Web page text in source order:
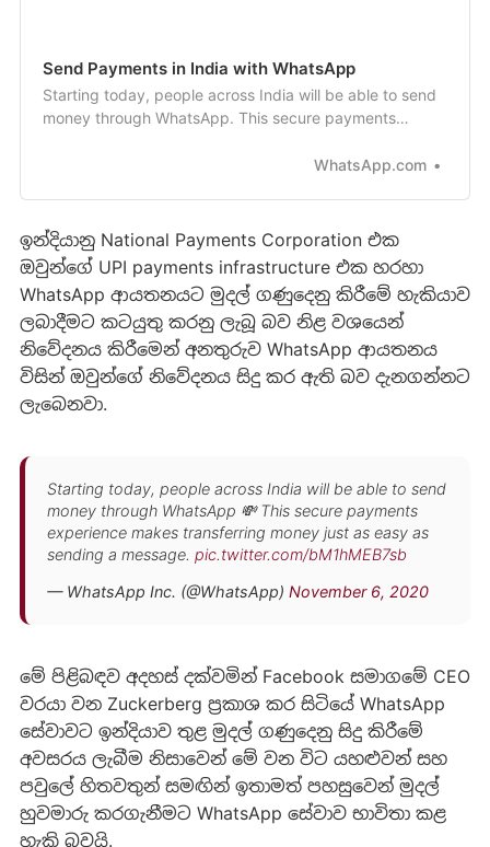
Send Payments in India with WhatsApp
Starting today, people across India will be able to send
money through WhatsApp. This secure payments
WhatsApp.com
ඉන්දියානු National Payments Corporation එක
ඔවුන්ගේ UPI payments infrastructure එක හරහා
WhatsApp ආයතනයට මුදල් ගණුදෙනු කිරීමේ හැකියාව
ලබාදීමට කටයුතු කරනු ලැබූ බව නිළ වශයෙන්
නිවේදනය කිරීමෙන් අනතුරුව WhatsApp ආයතනය
විසින් ඔවුන්ගේ නිවේදනය සිදු කර ඇති බව දැනගන්නට
ලැබෙනවා.
Starting today, people across India will be able to send
money through WhatsApp 💸 This secure payments
experience makes transferring money just as easy as
sending a message. pic.twitter.com/bM1hMEB7sb
— WhatsApp Inc. (@WhatsApp) November 6, 2020
මේ පිළිබඳව අදහස් දක්වමින් Facebook සමාගමේ CEO
වරයා වන Zuckerberg ප්‍රකාශ කර සිටියේ WhatsApp
සේවාවට ඉන්දියාව තුළ මුදල් ගණුදෙනු සිදු කිරීමේ
අවසරය ලැබීම නිසාවෙන් මේ වන විට යහළුවන් සහ
පවුලේ හිතවතුන් සමඟින් ඉතාමත් පහසුවෙන් මුදල්
හුවමාරු කරගැනීමට WhatsApp සේවාව භාවිතා කළ
හැකි බවයි.